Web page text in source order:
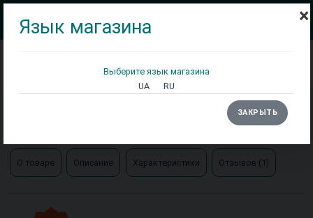
Матрасы
×
Язык магазина
Выберите язык магазина
UA
RU
ЗАКРЫТЬ
О товаре Описание Характеристики Отзывов (1)